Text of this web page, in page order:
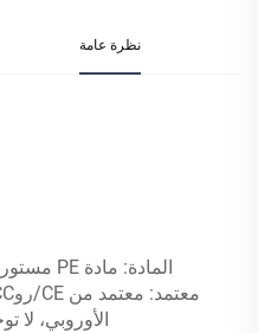
نظرة عامة
المادة: مادة PE مستوردة، خالية من السموم وغير ضارة؛
الأوروبي،